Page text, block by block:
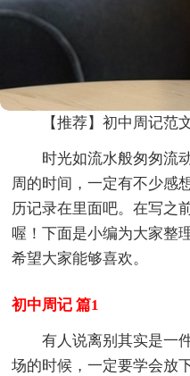
【推荐】初中周记范
时光如流水般匆匆流
周的时间，一定有不少感
历记录在里面吧。在写之
喔！下面是小编为大家整
希望大家能够喜欢。
初中周记 篇1
有人说离别其实是一
场的时候，一定要学会放